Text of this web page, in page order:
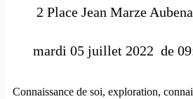
2 Place Jean Marze
mardi 05 juillet 2022  de
Connaissance de soi, exploration,